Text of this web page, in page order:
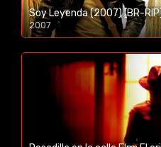
Soy Leyenda (2007) [BR-
2007
1080p/720p